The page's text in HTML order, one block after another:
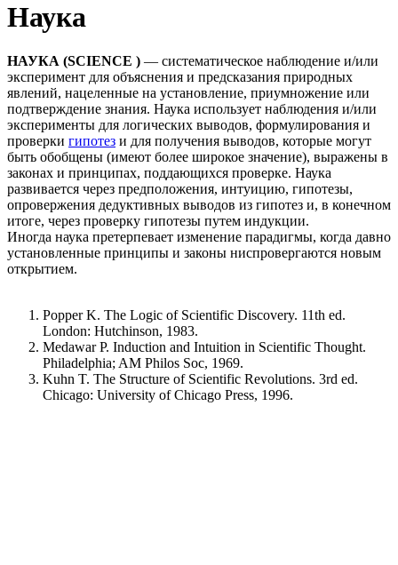
Наука
НАУКА (SCIENCE ) — систематическое наблюдение и/или
эксперимент для объяснения и предсказания природных
явлений, нацеленные на установление, приумножение или
подтверждение знания. Наука использует наблюдения и/или
эксперименты для логических выводов, формулирования и
проверки гипотез и для получения выводов, которые могут
быть обобщены (имеют более широкое значение), выражены в
законах и принципах, поддающихся проверке. Наука
развивается через предположения, интуицию, гипотезы,
опровержения дедуктивных выводов из гипотез и, в конечном
итоге, через проверку гипотезы путем индукции.
Иногда наука претерпевает изменение парадигмы, когда давно
установленные принципы и законы ниспровергаются новым
открытием.
Popper K. The Logic of Scientific Discovery. 11th ed.
London: Hutchinson, 1983.
Medawar Р. Induction and Intuition in Scientific Thought.
Philadelphia; AM Philos Soc, 1969.
Kuhn T. The Structure of Scientific Revolutions. 3rd ed.
Chicago: University of Chicago Press, 1996.